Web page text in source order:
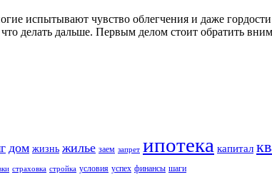
испытывают чувство облегчения и даже гордости
делать дальше. Первым делом стоит обратить
дом жизнь жилье заем запрет ипотека капитал
страховка стройка условия успех финансы шаги